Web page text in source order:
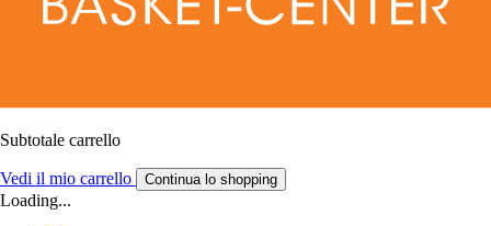
Subtotale carrello
Vedi il mio carrello Continua lo shopping
Loading...